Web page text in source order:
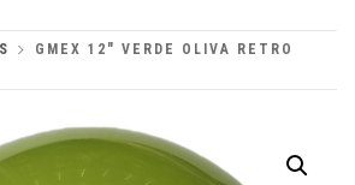
GMEX 12″ VERDE OLIVA RETRO